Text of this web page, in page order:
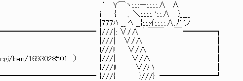
ー:.:.:.:.∧ ∧
':.:.∧ }____
ｲ:.:.:.:.∧.ﾉ' 'ノ
|///|: ∨/∧ ｀ ￣￣ ￣ ━━━━┓
∨/∧ ┃
l///l! ∨/∧ ┃
read.cgi/ban/1693028501 ） |///| ∨/∧ ┃
∨/ハ ┃
{///{ }///} ━━━━━━━┛